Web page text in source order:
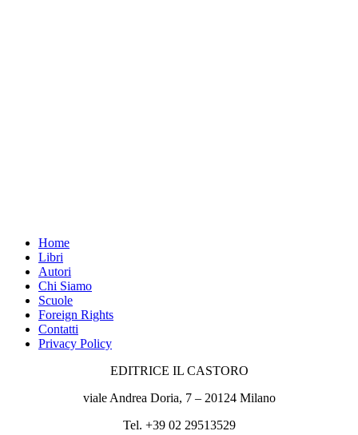
Home
Libri
Autori
Chi Siamo
Scuole
Foreign Rights
Contatti
Privacy Policy
EDITRICE IL CASTORO
viale Andrea Doria, 7 – 20124 Milano
Tel. +39 02 29513529